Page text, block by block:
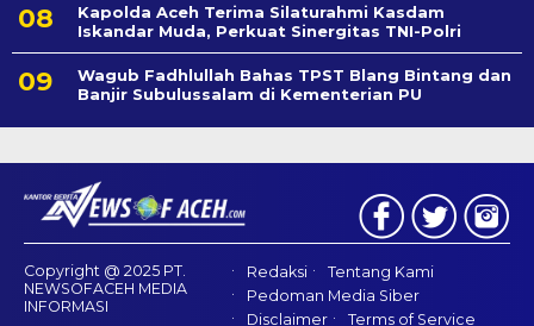
Kapolda Aceh Terima Silaturahmi Kasdam
Iskandar Muda, Perkuat Sinergitas TNI-Polri
Wagub Fadhlullah Bahas TPST Blang Bintang dan
Banjir Subulussalam di Kementerian PU
Copyright @ 2025 PT.
NEWSOFACEH MEDIA
INFORMASI
Redaksi
Tentang Kami
Pedoman Media Siber
Disclaimer
Terms of Service